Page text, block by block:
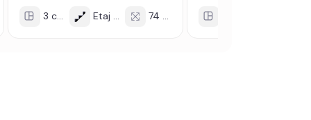
3 cam Etaj 2/4 74 mp